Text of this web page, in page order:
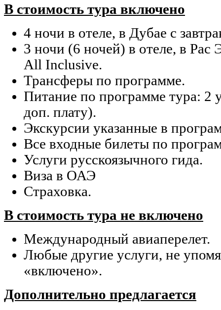
В стоимость тура включено
4 ночи в отеле, в Дубае с
3 ночи (6 ночей) в отеле, в Рас
All Inclusive.
Трансферы по программе.
Питание по программе тура: 2
доп. плату).
Экскурсии указанные в
Все входные билеты по
Услуги русскоязычного гида.
Виза в ОАЭ
Страховка.
В стоимость тура не включено
Международный авиаперелет.
Любые другие услуги, не
«включено».
Дополнительно предлагается